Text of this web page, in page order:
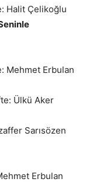
Halit Çelikoğlu
Mehmet Erbulan
Ülkü Aker
Sarısözen
Erbulan